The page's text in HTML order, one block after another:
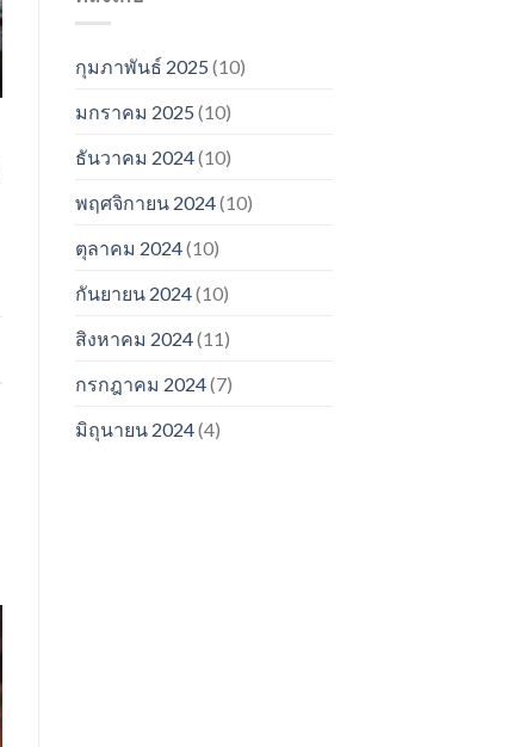
กุมภาพันธ์ 2025 (10)
มกราคม 2025 (10)
ธันวาคม 2024(10)
พฤศจิกายน 2024(10)
ตุลาคม 2024(10)
กันยายน 2024(10)
สิงหาคม 2024(11)
กรกฎาคม 2024(7)
มิถุนายน 2024(4)